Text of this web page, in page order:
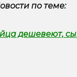
по теме:
дешевеют,